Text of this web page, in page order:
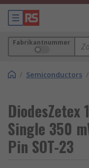
Fabrikantnummer
/ Semiconductors /
DiodesZetex
Single 350
Pin SOT-23